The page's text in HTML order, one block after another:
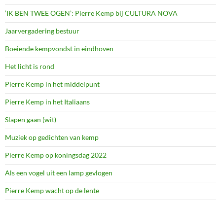
‘IK BEN TWEE OGEN’: Pierre Kemp bij CULTURA NOVA
Jaarvergadering bestuur
Boeiende kempvondst in eindhoven
Het licht is rond
Pierre Kemp in het middelpunt
Pierre Kemp in het Italiaans
Slapen gaan (wit)
Muziek op gedichten van kemp
Pierre Kemp op koningsdag 2022
Als een vogel uit een lamp gevlogen
Pierre Kemp wacht op de lente